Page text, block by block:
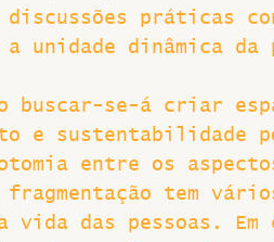
práticas
a unidade dinâmica
buscar-se-á criar
e sustentabilidade
entre os
tem
vida das pessoas. Em